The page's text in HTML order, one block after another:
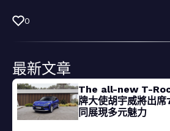
0
最新文章
The all-new T-Roc
牌大使胡宇威將出
同展現多元魅力